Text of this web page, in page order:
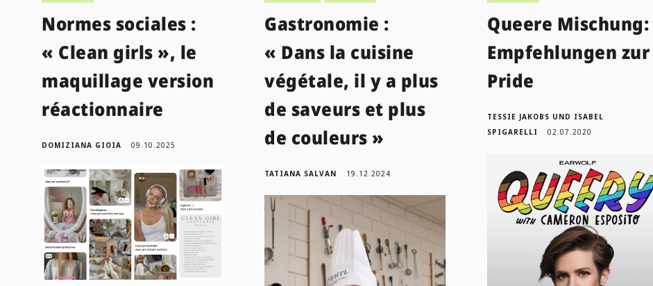
Normes sociales :
« Clean girls », le
maquillage version
réactionnaire
DOMIZIANA GIOIA 09.10.2025
Gastronomie :
« Dans la cuisine
végétale, il y a plus
de saveurs et plus
de couleurs »
TATIANA SALVAN 19.12.2024
Queere Mischung:
Empfehlungen zur
Pride
TESSIE JAKOBS UND ISABEL
SPIGARELLI
02.07.2020